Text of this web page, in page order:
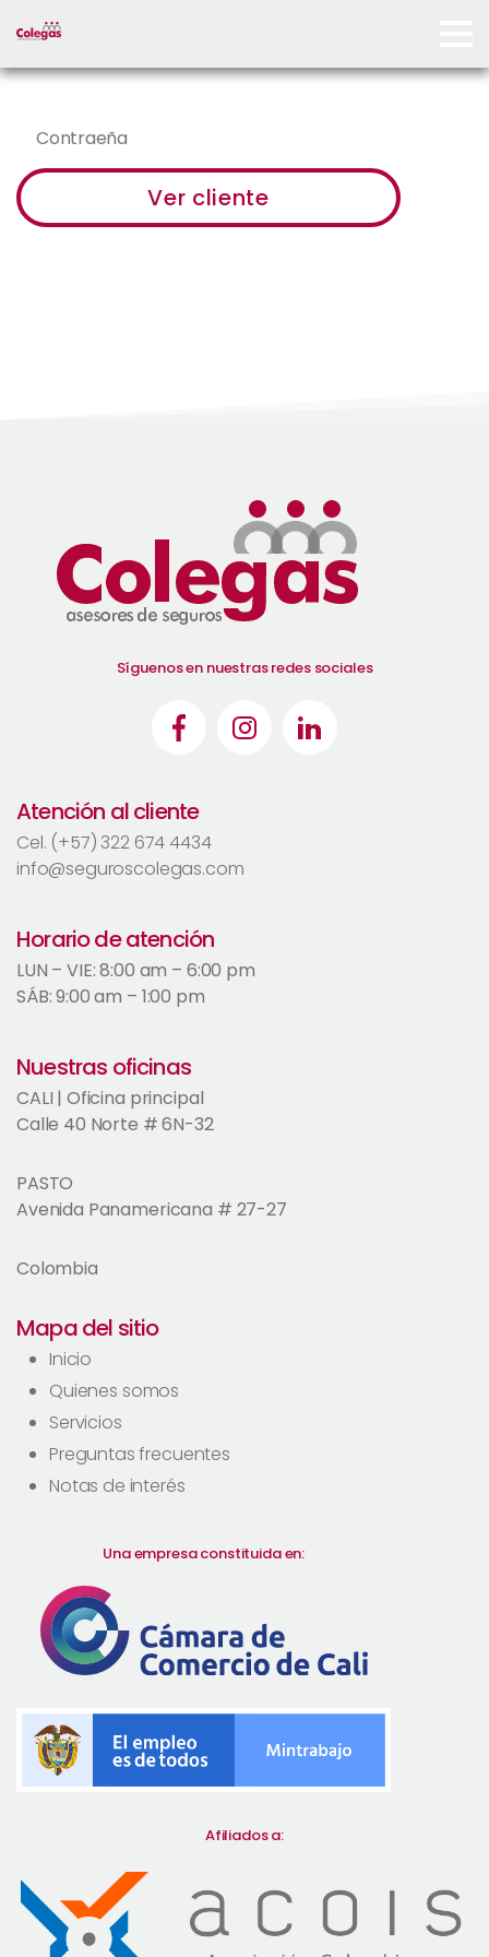
Síguenos en nuestras redes sociales
Atención al cliente
Cel. (+57) 322 674 4434
info@seguroscolegas.com
Horario de atención
LUN – VIE: 8:00 am – 6:00 pm
SÁB: 9:00 am – 1:00 pm
Nuestras oficinas
CALI | Oficina principal
Calle 40 Norte # 6N-32
PASTO
Avenida Panamericana # 27-27
Colombia
Mapa del sitio
Inicio
Quienes somos
Servicios
Preguntas frecuentes
Notas de interés
Una empresa constituida en:
Afiliados a: